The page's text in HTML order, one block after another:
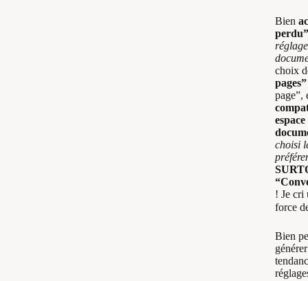
Bien
perdu”
choix
pages”
page”,
choisi
! Je cri
force
Bien